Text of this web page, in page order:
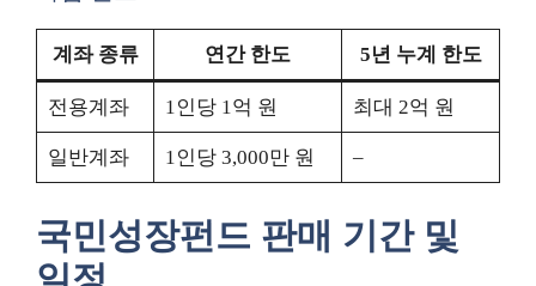
계좌 종류 연간 한도 5년 누계 한도
전용계좌 1인당 1억 원 최대 2억 원
일반계좌 1인당 3,000만 원 –
국민성장펀드 판매 기간 및